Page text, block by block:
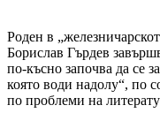
Роден в
Борислав Гърдев
по-късно започва да се
която води надолу“, по
по проблеми на